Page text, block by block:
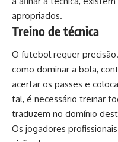
apropriados.
Treino de técnica
O futebol requer
como dominar a bola,
acertar os passes e
tal, é necessário treinar
traduzem no domínio
Os jogadores